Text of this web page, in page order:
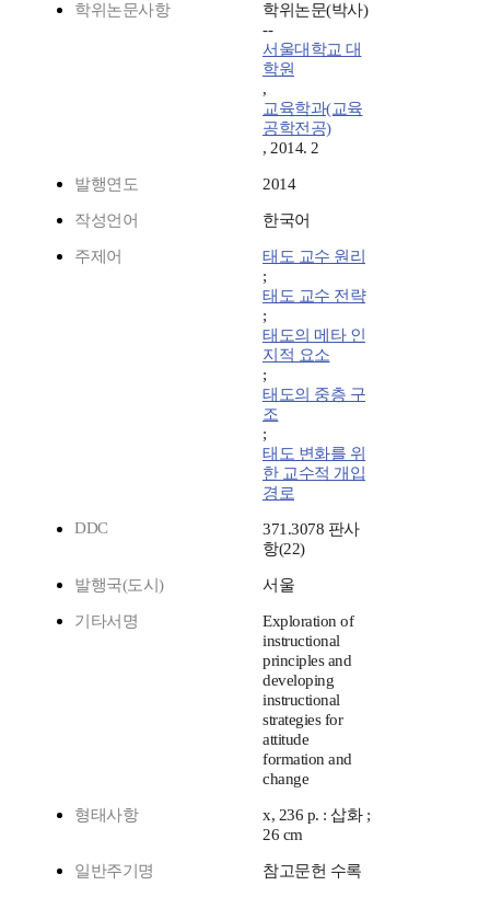
학위논문사항
학위논문(박사)
--
서울대학교 대
학원
,
교육학과(교육
공학전공)
, 2014. 2
발행연도 2014
작성언어 한국어
주제어
태도 교수 원리
;
태도 교수 전략
;
태도의 메타 인
지적 요소
;
태도의 중층 구
조
;
태도 변화를 위
한 교수적 개입
경로
DDC
371.3078 판사
항(22)
발행국(도시) 서울
기타서명
Exploration of
instructional
principles and
developing
instructional
strategies for
attitude
formation and
change
형태사항
x, 236 p. : 삽화 ;
26 cm
일반주기명 참고문헌 수록